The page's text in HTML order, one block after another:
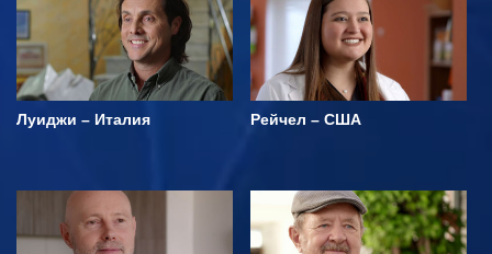
Луиджи – Италия Рейчел – США